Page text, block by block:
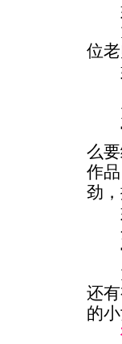
媛
大
位
媛
（
大
常
么
作
劲，
媛
金
常
大
还
的